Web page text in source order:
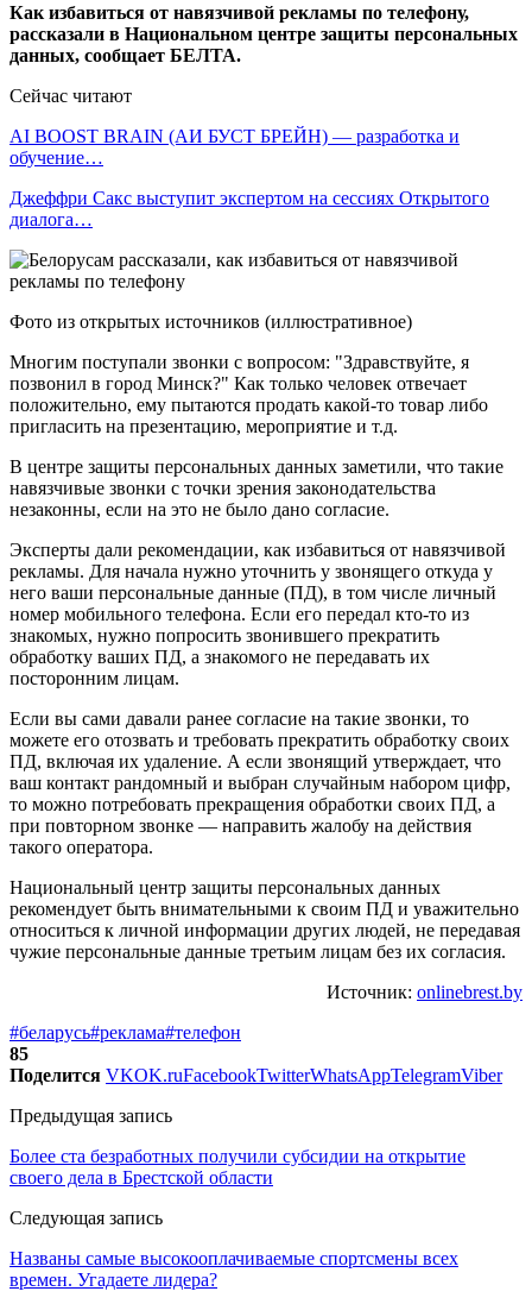
Как избавиться от навязчивой рекламы по телефону,
рассказали в Национальном центре защиты персональных
данных, сообщает БЕЛТА.
Сейчас читают
AI BOOST BRAIN (АИ БУСТ БРЕЙН) — разработка и
обучение…
Джеффри Сакс выступит экспертом на сессиях Открытого
диалога…
Фото из открытых источников (иллюстративное)
Многим поступали звонки с вопросом: "Здравствуйте, я
позвонил в город Минск?" Как только человек отвечает
положительно, ему пытаются продать какой-то товар либо
пригласить на презентацию, мероприятие и т.д.
В центре защиты персональных данных заметили, что такие
навязчивые звонки с точки зрения законодательства
незаконны, если на это не было дано согласие.
Эксперты дали рекомендации, как избавиться от навязчивой
рекламы. Для начала нужно уточнить у звонящего откуда у
него ваши персональные данные (ПД), в том числе личный
номер мобильного телефона. Если его передал кто-то из
знакомых, нужно попросить звонившего прекратить
обработку ваших ПД, а знакомого не передавать их
посторонним лицам.
Если вы сами давали ранее согласие на такие звонки, то
можете его отозвать и требовать прекратить обработку своих
ПД, включая их удаление. А если звонящий утверждает, что
ваш контакт рандомный и выбран случайным набором цифр,
то можно потребовать прекращения обработки своих ПД, а
при повторном звонке — направить жалобу на действия
такого оператора.
Национальный центр защиты персональных данных
рекомендует быть внимательными к своим ПД и уважительно
относиться к личной информации других людей, не передавая
чужие персональные данные третьим лицам без их согласия.
Источник: onlinebrest.by
#беларусь#реклама#телефон
85
Поделится VKOK.ruFacebookTwitterWhatsAppTelegramViber
Предыдущая запись
Более ста безработных получили субсидии на открытие
своего дела в Брестской области
Следующая запись
Названы самые высокооплачиваемые спортсмены всех
времен. Угадаете лидера?